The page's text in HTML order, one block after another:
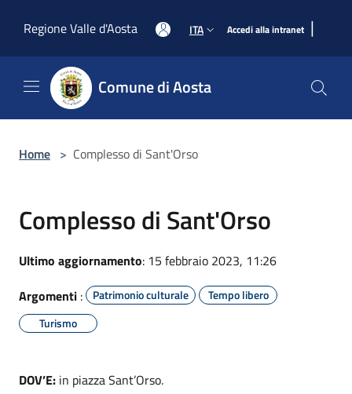
Regione Valle d'Aosta
ITA Accedi alla intranet |
Comune di Aosta
Home > Complesso di Sant'Orso
Complesso di Sant'Orso
Ultimo aggiornamento: 15 febbraio 2023, 11:26
Argomenti : Patrimonio culturale
Tempo libero
Turismo
DOV’E: in piazza Sant’Orso.